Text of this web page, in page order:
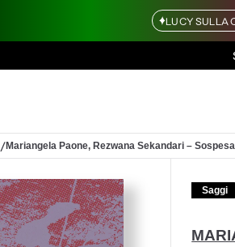
LUCY SULLA
/Mariangela Paone, Rezwana Sekandari – Sospesa
Saggi